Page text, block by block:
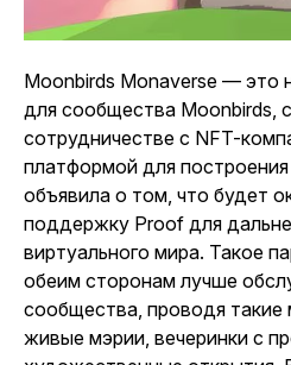
Moonbirds Monaverse — это
для сообщества Moonbirds,
сотрудничестве с NFT-
платформой для
объявила о том, что будет
поддержку Proof для
виртуального мира. Такое
обеим сторонам лучше
сообщества, проводя такие
живые мэрии, вечеринки с